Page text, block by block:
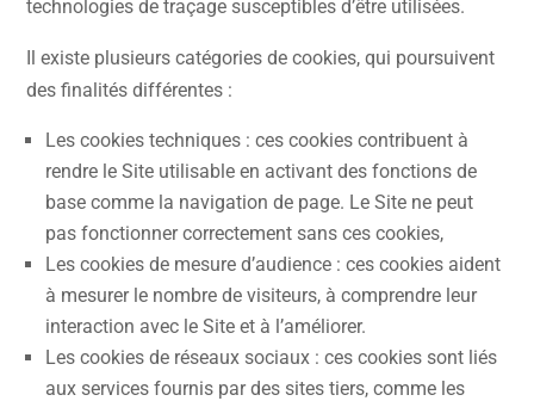
technologies de traçage susceptibles d’être utilisées.
Il existe plusieurs catégories de cookies, qui poursuivent
des finalités différentes :
Les cookies techniques : ces cookies contribuent à
rendre le Site utilisable en activant des fonctions de
base comme la navigation de page. Le Site ne peut
pas fonctionner correctement sans ces cookies,
Les cookies de mesure d’audience : ces cookies aident
à mesurer le nombre de visiteurs, à comprendre leur
interaction avec le Site et à l’améliorer.
Les cookies de réseaux sociaux : ces cookies sont liés
aux services fournis par des sites tiers, comme les